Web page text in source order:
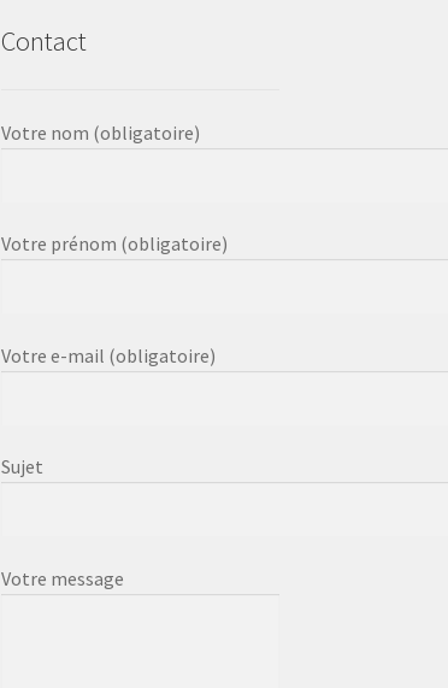
Contact
Votre nom (obligatoire)
Votre prénom (obligatoire)
Votre e-mail (obligatoire)
Sujet
Votre message